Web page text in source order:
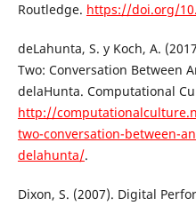
Routledge. https://doi.org/
deLahunta, S. y Koch, A.
Two: Conversation Between
delaHunta. Computational
http://
two-conversation-between-
delahunta/.
Dixon, S. (2007). Digital